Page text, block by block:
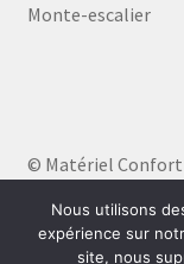
Monte-escalier
© Matériel Confort
Nous utilisons
expérience sur
site, nous